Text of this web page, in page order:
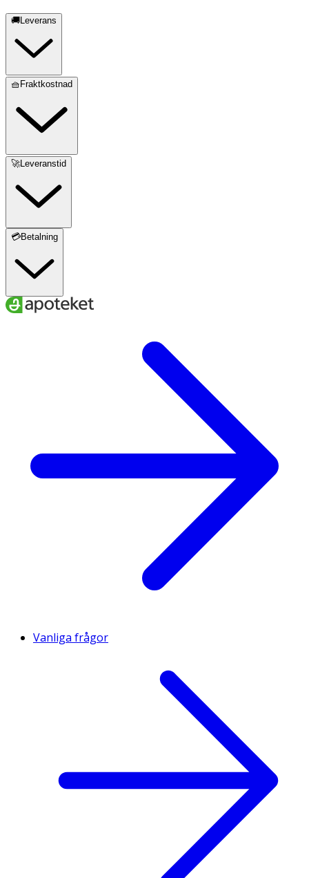
🚚Leverans
🧺Fraktkostnad
🚀Leveranstid
💳Betalning
Vanliga frågor